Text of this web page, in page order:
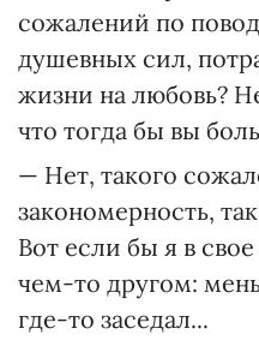
сожалений по
душевных сил,
жизни на любовь?
что тогда бы вы
— Нет, такого
закономерность,
Вот если бы я в
чем-то другом:
где-то заседал...